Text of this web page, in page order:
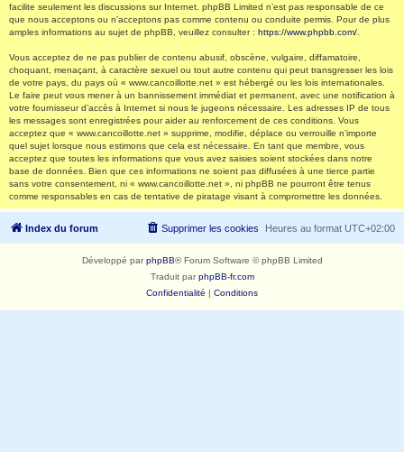
facilite seulement les discussions sur Internet. phpBB Limited n’est pas responsable de ce
que nous acceptons ou n’acceptons pas comme contenu ou conduite permis. Pour de plus
amples informations au sujet de phpBB, veuillez consulter : https://www.phpbb.com/
Vous acceptez de ne pas publier de contenu abusif, obscène, vulgaire, diffamatoire,
choquant, menaçant, à caractère sexuel ou tout autre contenu qui peut transgresser les lois
de votre pays, du pays où « www.cancoillotte.net » est hébergé ou les lois internationales.
Le faire peut vous mener à un bannissement immédiat et permanent, avec une notification à
votre fournisseur d’accès à Internet si nous le jugeons nécessaire. Les adresses IP de tous
les messages sont enregistrées pour aider au renforcement de ces conditions. Vous
acceptez que « www.cancoillotte.net » supprime, modifie, déplace ou verrouille n’importe
quel sujet lorsque nous estimons que cela est nécessaire. En tant que membre, vous
acceptez que toutes les informations que vous avez saisies soient stockées dans notre
base de données. Bien que ces informations ne soient pas diffusées à une tierce partie
sans votre consentement, ni « www.cancoillotte.net », ni phpBB ne pourront être tenus
comme responsables en cas de tentative de piratage visant à compromettre les données.
Index du forum Heures au format UTC+02:00
Supprimer les cookies
Développé parphpBB® Forum Software © phpBB Limited
Traduit parphpBB-fr.com
Confidentialité | Conditions